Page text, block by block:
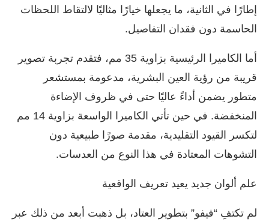
إطارًا في الثانية، ما يجعلها خيارًا مثاليًا لالتقاط اللحظات
الحاسمة دون فقدان التفاصيل.
أما الكاميرا الرئيسية بزاوية 35 مم، فتقدم تجربة تصوير
قريبة من رؤية العين البشرية، مدعومة بمستشعر
متطور يضمن أداءً عاليًا حتى في ظروف الإضاءة
المنخفضة. في حين تأتي الكاميرا الواسعة بزاوية 14 مم
لتكسر القيود التقليدية، مقدمة صورًا طبيعية دون
التشوهات المعتادة في هذا النوع من العدسات.
علم ألوان جديد يعيد تعريف الواقعية
لم تكتفِ “فيفو” بتطوير العتاد، بل ذهبت أبعد من ذلك عبر